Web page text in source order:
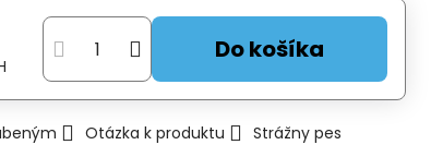
Do košíka
Otázka k produktu
Strážny pes